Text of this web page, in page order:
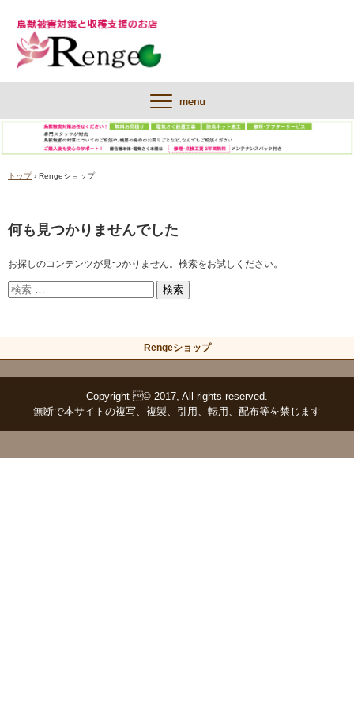
トップ › Rengeショップ
何も見つかりませんでした
お探しのコンテンツが見つかりません。検索をお試しください。
Rengeショップ
Copyright © 2017, All rights reserved.
無断で本サイトの複写、複製、引用、転用、配布等を禁じます